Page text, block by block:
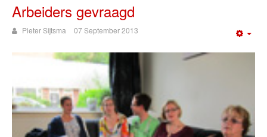
Arbeiders gevraagd
Pieter Sijtsma 07 September 2013